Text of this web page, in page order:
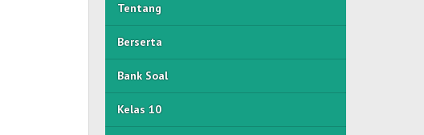
Tentang
Berserta
Bank Soal
Kelas 10